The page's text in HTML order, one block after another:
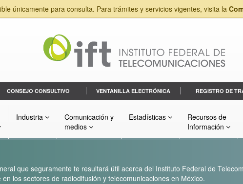
únicamente para consulta. Para trámites y servicios vigentes, visita la
CONSEJO CONSULTIVO VENTANILLA ELECTRÓNICA REGISTRO DE
Industria
Comunicación y
medios
Estadísticas
Recursos de
Información
que seguramente te resultará útil acerca del Instituto Federal de
los sectores de radiodifusión y telecomunicaciones en México.